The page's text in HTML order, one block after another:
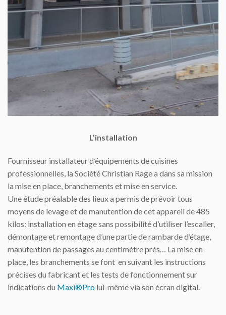
L’installation
Fournisseur installateur d’équipements de cuisines
professionnelles, la Société Christian Rage a dans sa mission
la mise en place, branchements et mise en service.
Une étude préalable des lieux a permis de prévoir tous
moyens de levage et de manutention de cet appareil de 485
kilos: installation en étage sans possibilité d’utiliser l’escalier,
démontage et remontage d’une partie de rambarde d’étage,
manutention de passages au centimètre près… La mise en
place, les branchements se font en suivant les instructions
précises du fabricant et les tests de fonctionnement sur
indications du Maxi®Pro lui-même via son écran digital.